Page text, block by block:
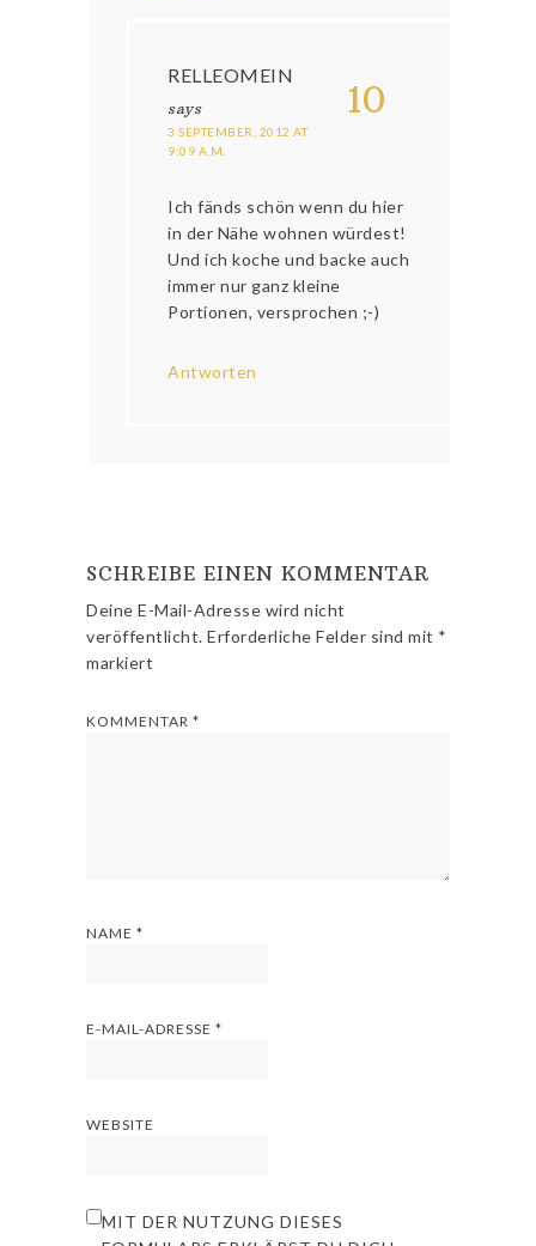
10
RELLEOMEIN
says
3 SEPTEMBER, 2012 AT
9:09 A.M.
Ich fänds schön wenn du hier
in der Nähe wohnen würdest!
Und ich koche und backe auch
immer nur ganz kleine
Portionen, versprochen ;-)
Antworten
SCHREIBE EINEN KOMMENTAR
Deine E-Mail-Adresse wird nicht
veröffentlicht. Erforderliche Felder sind mit *
markiert
KOMMENTAR*
NAME*
E-MAIL-ADRESSE*
WEBSITE
MIT DER NUTZUNG DIESES